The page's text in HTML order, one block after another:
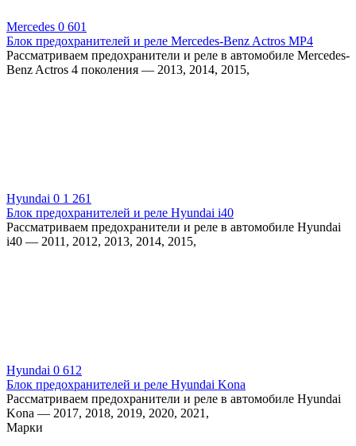
Mercedes 0 601
Блок предохранителей и реле Mercedes-Benz Actros MP4
Рассматриваем предохранители и реле в автомобиле Mercedes-
Benz Actros 4 поколения — 2013, 2014, 2015,
Hyundai 0 1 261
Блок предохранителей и реле Hyundai i40
Рассматриваем предохранители и реле в автомобиле Hyundai
i40 — 2011, 2012, 2013, 2014, 2015,
Hyundai 0 612
Блок предохранителей и реле Hyundai Kona
Рассматриваем предохранители и реле в автомобиле Hyundai
Kona — 2017, 2018, 2019, 2020, 2021,
Марки